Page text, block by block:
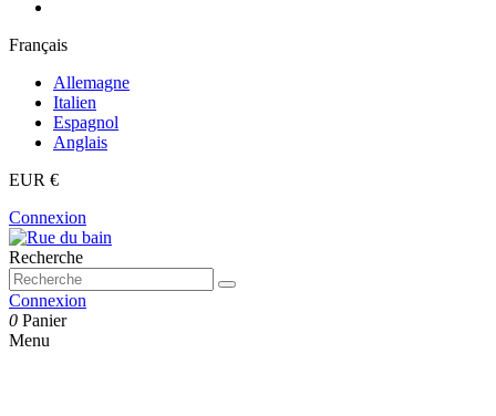
Français
Allemagne
Italien
Espagnol
Anglais
EUR €
Connexion
Recherche
Connexion
0 Panier
Menu